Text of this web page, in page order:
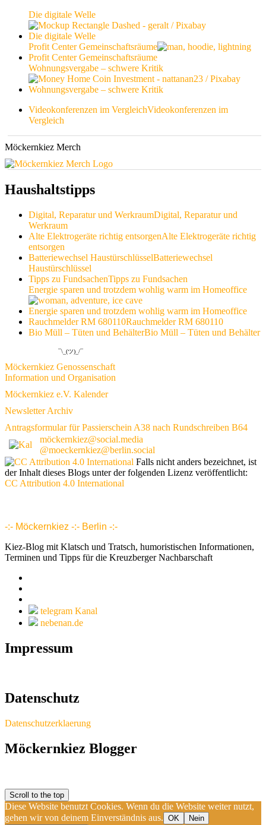
Die digitale Welle
Die digitale Welle
Profit Center Gemeinschaftsräume
Profit Center Gemeinschaftsräume
Wohnungsvergabe – schwere Kritik
Wohnungsvergabe – schwere Kritik
Videokonferenzen im VergleichVideokonferenzen im
Vergleich
Möckernkiez Merch
Haushaltstipps
Digital, Reparatur und WerkraumDigital, Reparatur und
Werkraum
Alte Elektrogeräte richtig entsorgenAlte Elektrogeräte richtig
entsorgen
Batteriewechsel HaustürschlüsselBatteriewechsel
Haustürschlüssel
Tipps zu FundsachenTipps zu Fundsachen
Energie sparen und trotzdem wohlig warm im Homeoffice
Energie sparen und trotzdem wohlig warm im Homeoffice
Rauchmelder RM 680110Rauchmelder RM 680110
Bio Müll – Tüten und BehälterBio Müll – Tüten und Behälter
¯\_(ツ)_/¯
Möckernkiez Genossenschaft
Information und Organisation
Möckernkiez e.V. Kalender
Newsletter Archiv
Antragsformular für Passierschein A38 nach Rundschreiben B64
möckernkiez@social.media
@moeckernkiez@berlin.social
Falls nicht anders bezeichnet, ist
der Inhalt dieses Blogs unter der folgenden Lizenz veröffentlicht:
CC Attribution 4.0 International
-:- Möckernkiez -:- Berlin -:-
Kiez-Blog mit Klatsch und Tratsch, humoristischen Informationen,
Terminen und Tipps für die Kreuzberger Nachbarschaft
telegram Kanal
nebenan.de
Impressum
Datenschutz
Datenschutzerklaerung
Möckernkiez Blogger
Scroll to the top
Diese Website benutzt Cookies. Wenn du die Website weiter nutzt,
gehen wir von deinem Einverständnis aus. OK Nein